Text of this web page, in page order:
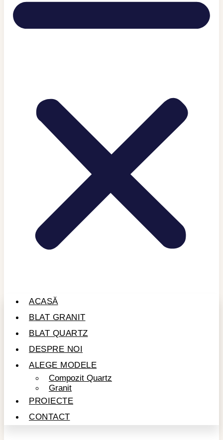
ACASĂ
BLAT GRANIT
BLAT QUARTZ
DESPRE NOI
ALEGE MODELE
Compozit Quartz
Granit
PROIECTE
CONTACT